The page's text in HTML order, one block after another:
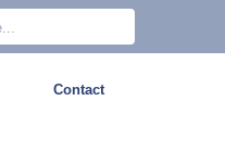
Contact